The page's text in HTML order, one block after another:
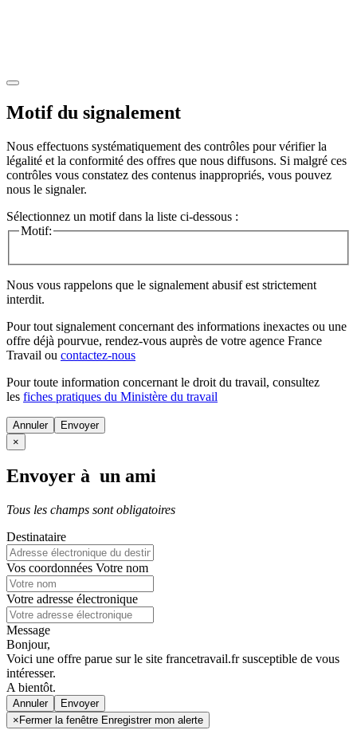
Motif du signalement
Nous effectuons systématiquement des contrôles pour vérifier la
légalité et la conformité des offres que nous diffusons. Si malgré ces
contrôles vous constatez des contenus inappropriés, vous pouvez
nous le signaler.
Sélectionnez un motif dans la liste ci-dessous :
Motif:
Nous vous rappelons que le signalement abusif est strictement
interdit.
Pour tout signalement concernant des informations inexactes ou une
offre déjà pourvue, rendez-vous auprès de votre agence France
Travail ou contactez-nous
Pour toute information concernant le droit du travail, consultez
les fiches pratiques du Ministère du travail
Annuler
×
Envoyer à un ami
Tous les champs sont obligatoires
Destinataire
Vos coordonnées Votre nom
Votre adresse électronique
Message
Bonjour,
Voici une offre parue sur le site francetravail.fr susceptible de vous
intéresser.
A bientôt.
Annuler
× Fermer la fenêtre Enregistrer mon alerte